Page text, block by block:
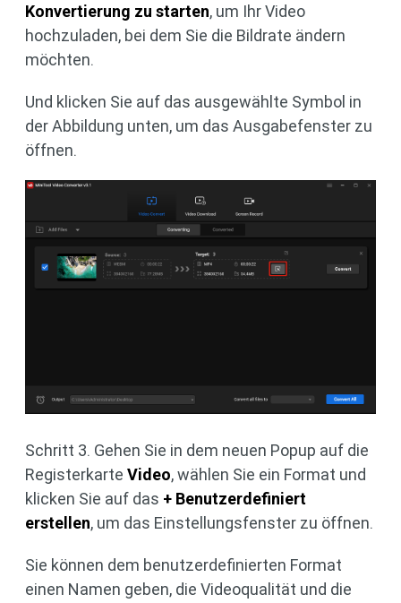
Konvertierung zu starten, um Ihr Video
hochzuladen, bei dem Sie die Bildrate ändern
möchten.
Und klicken Sie auf das ausgewählte Symbol in
der Abbildung unten, um das Ausgabefenster zu
öffnen.
Schritt 3. Gehen Sie in dem neuen Popup auf die
Registerkarte Video, wählen Sie ein Format und
klicken Sie auf das + Benutzerdefiniert
erstellen, um das Einstellungsfenster zu öffnen.
Sie können dem benutzerdefinierten Format
einen Namen geben, die Videoqualität und die